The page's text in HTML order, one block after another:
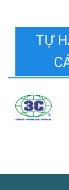
TỰ